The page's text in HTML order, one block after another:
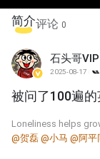
简介评论 0
石头哥VIP
2025-08-17
被问了100遍
Loneliness helps
@贺磊 @小马 @阿平